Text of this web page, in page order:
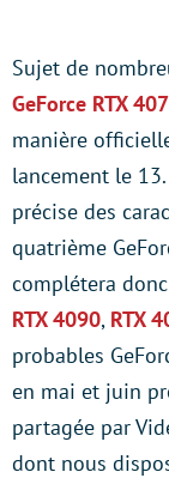
Sujet de
GeForce RTX
manière
lancement le
précise des
quatrième
complétera
RTX 4090, RTX
probables
en mai et juin
partagée par
dont nous